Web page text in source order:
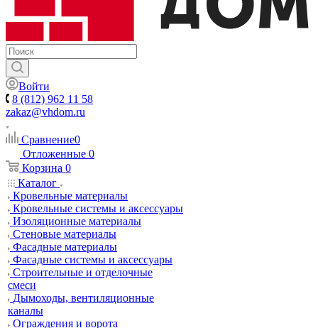
Войти
8 (812) 962 11 58
zakaz@vhdom.ru
Сравнение0
Отложенные 0
Корзина 0
Каталог
Кровельные материалы
Кровельные системы и аксессуары
Изоляционные материалы
Стеновые материалы
Фасадные материалы
Фасадные системы и аксессуары
Строительные и отделочные
смеси
Дымоходы, вентиляционные
каналы
Ограждения и ворота